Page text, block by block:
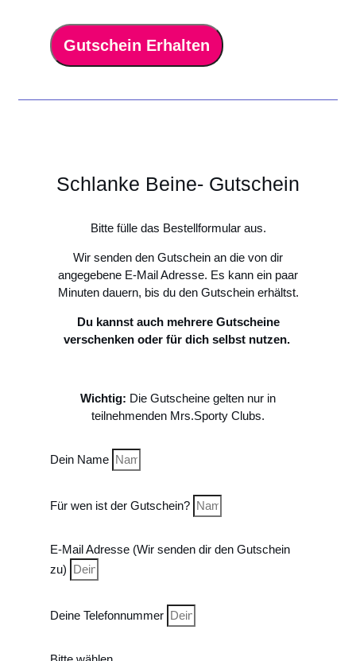
Gutschein Erhalten
Schlanke Beine- Gutschein
Bitte fülle das Bestellformular aus.
Wir senden den Gutschein an die von dir
angegebene E-Mail Adresse. Es kann ein paar
Minuten dauern, bis du den Gutschein erhältst.
Du kannst auch mehrere Gutscheine
verschenken oder für dich selbst nutzen.
Wichtig: Die Gutscheine gelten nur in
teilnehmenden Mrs.Sporty Clubs.
Dein Name
Für wen ist der Gutschein?
E-Mail Adresse (Wir senden dir den Gutschein
zu)
Deine Telefonnummer